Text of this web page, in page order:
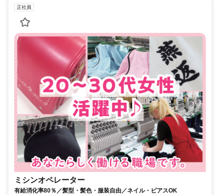
正社員
ミシンオペレーター
有給消化率80％／髪型・髪色・服装自由／ネイル・ピアスOK